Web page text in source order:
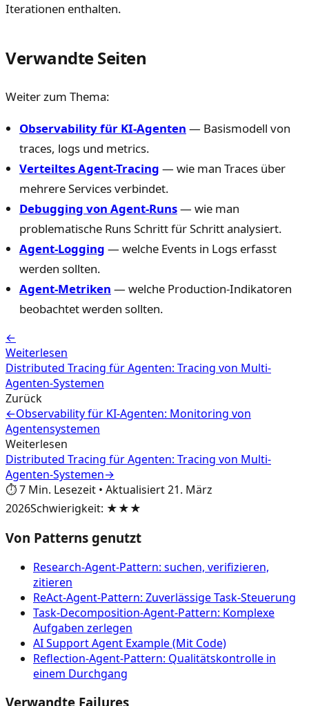
Iterationen enthalten.
Verwandte Seiten
Weiter zum Thema:
Observability für KI-Agenten — Basismodell von
traces, logs und metrics.
Verteiltes Agent-Tracing — wie man Traces über
mehrere Services verbindet.
Debugging von Agent-Runs— wie man
problematische Runs Schritt für Schritt analysiert.
Agent-Logging — welche Events in Logs erfasst
werden sollten.
Agent-Metriken — welche Production-Indikatoren
beobachtet werden sollten.
←
Weiterlesen
Distributed Tracing für Agenten: Tracing von Multi-
Agenten-Systemen
Zurück
←Observability für KI-Agenten: Monitoring von
Agentensystemen
Weiterlesen
Distributed Tracing für Agenten: Tracing von Multi-
Agenten-Systemen→
⏱️7 Min. Lesezeit • Aktualisiert21. März
2026Schwierigkeit: ★★★
Von Patterns genutzt
Research-Agent-Pattern: suchen, verifizieren,
zitieren
ReAct-Agent-Pattern: Zuverlässige Task-Steuerung
Task-Decomposition-Agent-Pattern: Komplexe
Aufgaben zerlegen
AI Support Agent Example (Mit Code)
Reflection-Agent-Pattern: Qualitätskontrolle in
einem Durchgang
Verwandte Failures